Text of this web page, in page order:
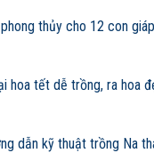
thủy cho 12 con giáp
hoa tết dễ trồng, ra hoa
dẫn kỹ thuật trồng Na